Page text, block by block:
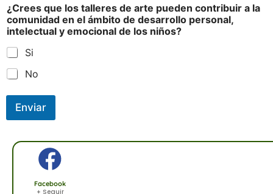
¿Crees que los talleres de arte pueden contribuir a la
comunidad en el ámbito de desarrollo personal,
intelectual y emocional de los niños?
Si
No
Enviar
Facebook
+ Seguir